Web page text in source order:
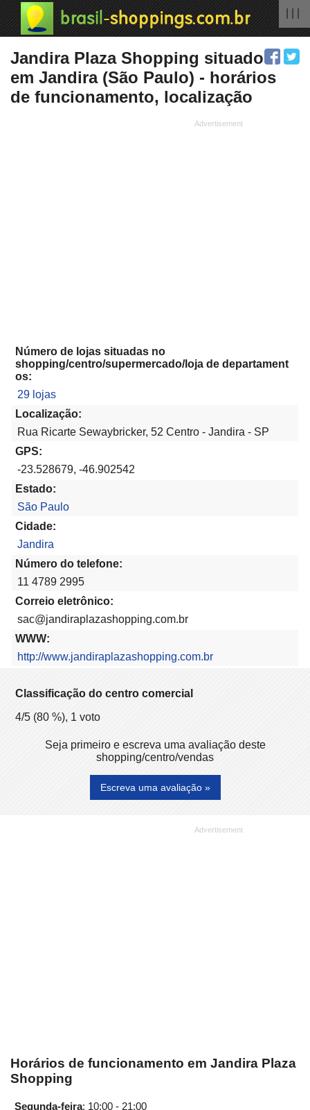
Jandira Plaza Shopping situado
em Jandira (São Paulo) - horários
de funcionamento, localização
Número de lojas situadas no
shopping/centro/supermercado/loja de departament
os:
29 lojas
Localização:
Rua Ricarte Sewaybricker, 52 Centro - Jandira - SP
GPS:
-23.528679, -46.902542
Estado:
São Paulo
Cidade:
Jandira
Número do telefone:
11 4789 2995
Correio eletrônico:
sac@jandiraplazashopping.com.br
WWW:
http://www.jandiraplazashopping.com.br
Classificação do centro comercial
4/5 (80 %), 1 voto
Seja primeiro e escreva uma avaliação deste
shopping/centro/vendas
Escreva uma avaliação »
Horários de funcionamento em Jandira Plaza
Shopping
Segunda-feira: 10:00 - 21:00